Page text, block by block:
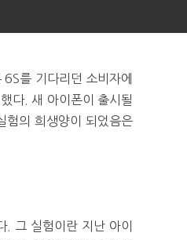
를 기다리던 소비자에
다. 새 아이폰이 출시될
험의 희생양이 되었음은
그 실험이란 지난 아이